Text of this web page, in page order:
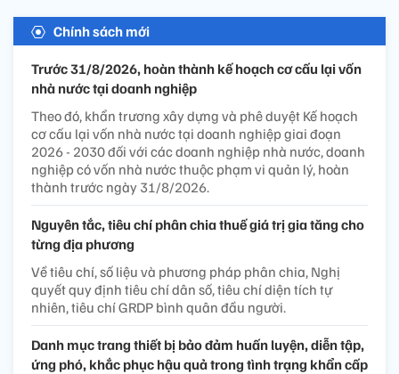
Chính sách mới
Trước 31/8/2026, hoàn thành kế hoạch cơ cấu lại vốn
nhà nước tại doanh nghiệp
Theo đó, khẩn trương xây dựng và phê duyệt Kế hoạch
cơ cấu lại vốn nhà nước tại doanh nghiệp giai đoạn
2026 - 2030 đối với các doanh nghiệp nhà nước, doanh
nghiệp có vốn nhà nước thuộc phạm vi quản lý, hoàn
thành trước ngày 31/8/2026.
Nguyên tắc, tiêu chí phân chia thuế giá trị gia tăng cho
từng địa phương
Về tiêu chí, số liệu và phương pháp phân chia, Nghị
quyết quy định tiêu chí dân số, tiêu chí diện tích tự
nhiên, tiêu chí GRDP bình quân đầu người.
Danh mục trang thiết bị bảo đảm huấn luyện, diễn tập,
ứng phó, khắc phục hậu quả trong tình trạng khẩn cấp